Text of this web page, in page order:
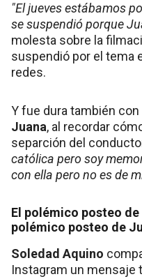
"El jueves estábamos
se suspendió porque
molesta sobre la
suspendió por el tema
redes.
Y fue dura también con
Juana, al recordar
separción del
católica pero soy
con ella pero no es de
El polémico posteo
polémico posteo de
Soledad Aquino
Instagram un mensaje